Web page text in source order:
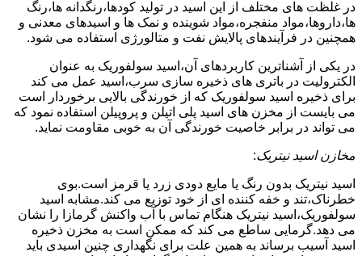
در غلظت های مختلف از این اسید در تولید کودها،رنگدانه ها،رنگ
ها،داروها،مواد منفجره،مواد شوینده و نمک ها و اسیدهای معدنی و
همچنین در فرآیندهای پالایش نفت و متالورژی استفاده می شود.
در یکی از آشناترین کاربردهای آن،اسید سولفوریک به عنوان
الکترولیت در باتری های ذخیره سازی سرب،اسید عمل می کند
برای ذخیره اسید سولفوریک که از خورندگی بالایی برخوردار است
می بایست از مخزن های اسید پلی اتیلن و پروپیلن استفاده نمود که
می تواند در برابر خاصیت خورندگی آن به خوبی مقاومت نماید.
مخازن اسید نیتریک:
اسید نیتریک بدون رنگ یا مایع دودی زرد یا قرمز است.بوی
خطرناک،تند و خفه کننده ای از خود توزیع می کند.مشابه اسید
سولفوریک،اسید نیتریک هنگام تماس با آب واکنش گرمازا را نشان
می دهد.گرمایی ساطع می کند که ممکن است به مخزن ذخیره
اسید آسیب برساند به همین علت برای نگهداری چنین اسیدی باید